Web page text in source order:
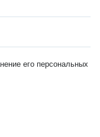
его персональных